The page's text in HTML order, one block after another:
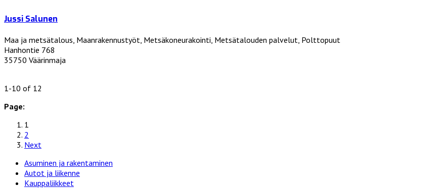
Jussi Salunen
Maa ja metsätalous, Maanrakennustyöt, Metsäkoneurakointi, Metsätalouden palvelut, Polttopuut
Hanhontie 768
35750 Väärinmaja
1-10 of 12
Page:
1
2
Next
Asuminen ja rakentaminen
Autot ja liikenne
Kauppaliikkeet